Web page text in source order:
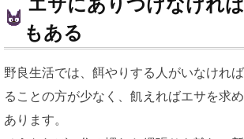
エサにありつけなけれ
もある
野良生活では、餌やりする人がいなけれ
ることの方が少なく、飢えればエサを求
あります。